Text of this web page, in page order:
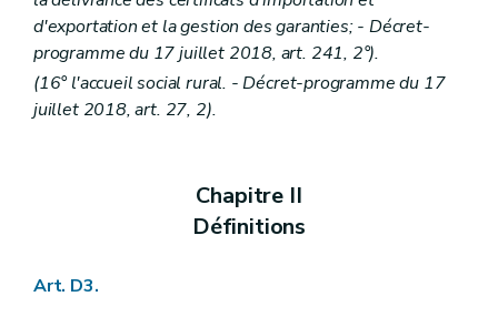
Chapitre Ier
Les organisations de producteurs, les associations d'organisations de producteurs et les organisations interprofessionnelles
Art. D195
Art. D196
Art. D197
Chapitre II
La diversification des activités agricoles
Section 1re
Services de conseil à la diversification et à la première transformation
Art. D201
Les fermes pédagogiques
d'exportation et la gestion des garanties; - Décret-
programme du 17 juillet 2018, art. 241, 2°).
(16° l'accueil social rural. - Décret-programme du 17
juillet 2018, art. 27, 2).
Chapitre II
Définitions
Art. D3.